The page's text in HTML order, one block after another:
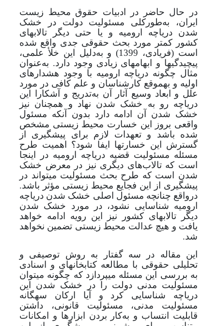
در حال حاضر در ادبیات حقوق محیط زیست
ایران، به‌طور‌کلی مسئولیت دولت در خشک
شدن دریاچه ارومیه و یا حتی دیگر تالاب­های
کشور کمتر مورد بحث حقوقی جدی واقع شده
است (فریادی، 1399
) و به‌دلیل این خلأ علمی،
پیچیدگی­ها و ابهام­های زیادی وجود دارد. به‌عنوان
مثال چگونه دریاچه­ ارومیه با وجود هشدارهای
اولیه و به­موقع کارشناسان و علم کافی در مورد
علل و ابعاد وسیع آثار آن به‌تدریج و آشکارا این
دریاچه رو به خشک شدن نهاد و همچنان نیز
خشک شدن آن ادامه دارد بدون آنکه مسئول
واقعی بروز این خسارت محیط زیستی مشخص
شده باشد و تعهدات لازم برای پیشگیری از
گسترش این خسارت­ها ایفا شود؟ اهمیت طرح
مسئله مسئولیت قضیه دریاچه ارومیه در اینجا
است که تالاب‌های دیگری نیز در معرض خشک
شدن است که طرح بحث مسئولیت می­تواند در
پیشگیری از این فجایع محیط زیستی مؤثر باشد.
درواقع چنانچه مسئول اصلی خشک شدن دریاچه
ارومیه شناسایی نشود، در مورد خشک شدن
دیگر تالاب­های کشور نیز این رویه ادامه خواهد
یافت و هیچ عدالت محیط زیستی تضمین نخواهد
شد.
این مقاله در سه گفتار به روش توصیفی و
تحلیلی حقوقی با مطالعه کتابخانه­ای و اسنادی
به بررسی این مسئله می­پردازد که چگونه می­توان
مسئولیت مدنی دولت را در خشک شدن این
دریاچه شناسایی کرد و آیا ارکان سه­گانه
مسئولیت مدنی، مسئولیت قانونی، داشتن
قابلیت انتساب و به‌کار بردن ابزارها و امکانات